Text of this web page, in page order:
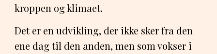
kroppen og klimaet.
Det er en udvikling, der ikke sker fra den
ene dag til den anden, men som vokser i